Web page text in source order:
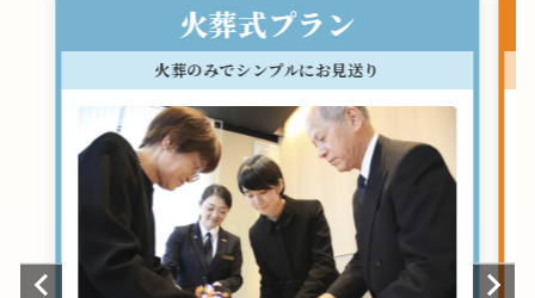
火葬式プラン
火葬のみでシンプルにお見送り